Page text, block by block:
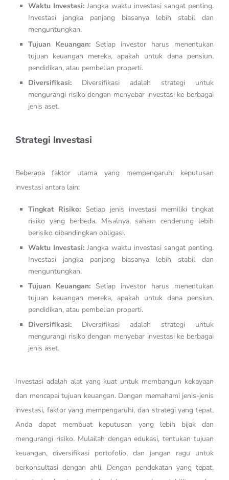
Waktu Investasi: Jangka waktu investasi sangat penting.
Investasi jangka panjang biasanya lebih stabil dan
menguntungkan.
Tujuan Keuangan: Setiap investor harus menentukan
tujuan keuangan mereka, apakah untuk dana pensiun,
pendidikan, atau pembelian properti.
Diversifikasi: Diversifikasi adalah strategi untuk
mengurangi risiko dengan menyebar investasi ke berbagai
jenis aset.
Strategi Investasi
Beberapa faktor utama yang mempengaruhi keputusan
investasi antara lain:
Tingkat Risiko: Setiap jenis investasi memiliki tingkat
risiko yang berbeda. Misalnya, saham cenderung lebih
berisiko dibandingkan obligasi.
Waktu Investasi: Jangka waktu investasi sangat penting.
Investasi jangka panjang biasanya lebih stabil dan
menguntungkan.
Tujuan Keuangan: Setiap investor harus menentukan
tujuan keuangan mereka, apakah untuk dana pensiun,
pendidikan, atau pembelian properti.
Diversifikasi: Diversifikasi adalah strategi untuk
mengurangi risiko dengan menyebar investasi ke berbagai
jenis aset.
Investasi adalah alat yang kuat untuk membangun kekayaan
dan mencapai tujuan keuangan. Dengan memahami jenis-jenis
investasi, faktor yang mempengaruhi, dan strategi yang tepat,
Anda dapat membuat keputusan yang lebih bijak dan
mengurangi risiko. Mulailah dengan edukasi, tentukan tujuan
keuangan, diversifikasi portofolio, dan jangan ragu untuk
berkonsultasi dengan ahli. Dengan pendekatan yang tepat,